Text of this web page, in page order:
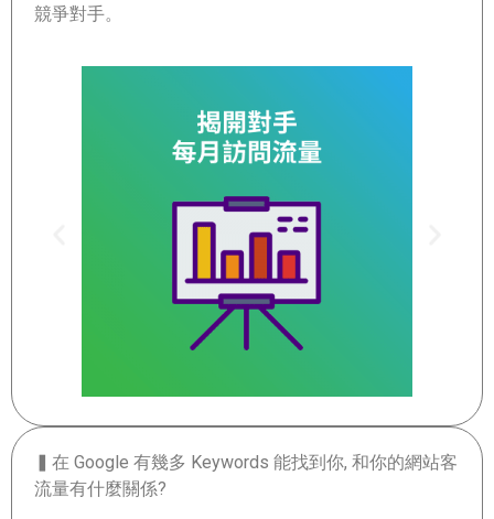
競爭對手。
▍在 Google 有幾多 Keywords 能找到你, 和你的網站客
流量有什麼關係?